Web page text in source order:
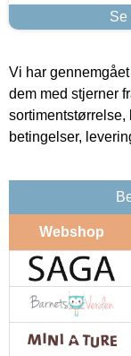
Se
Vi har
dem med stjerner
sortimentstørrelse,
betingelser,
Webshop